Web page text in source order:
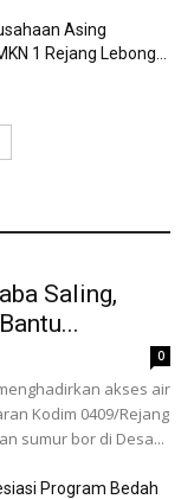
Asing
1 Rejang Lebong...
Saling,
0
menghadirkan akses air
Kodim 0409/Rejang
sumur bor di Desa...
Program Bedah